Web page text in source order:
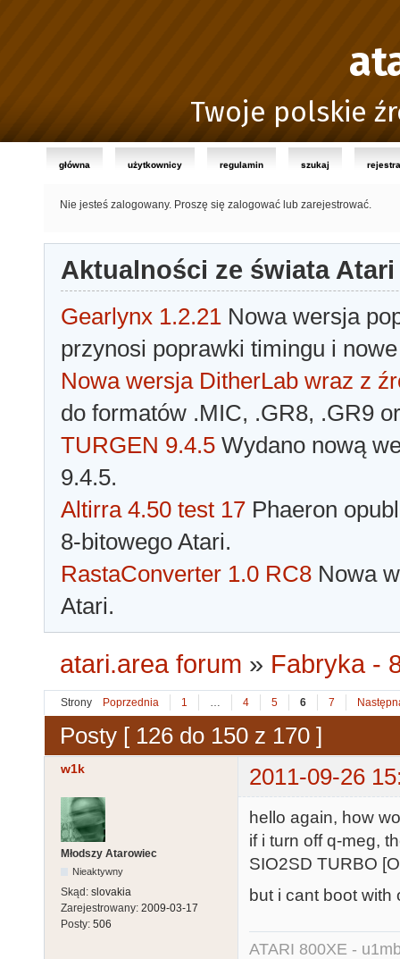
Twoje polskie
główna użytkownicy regulamin szukaj
Nie jesteś zalogowany. Proszę się zalogować lub zarejestrować.
Aktualności ze świata Atari
Gearlynx 1.2.21 Nowa wersja
przynosi poprawki timingu i
Nowa wersja DitherLab wraz z
do formatów .MIC, .GR8, .GR9
TURGEN 9.4.5 Wydano nową
9.4.5.
Altirra 4.50 test 17 Phaeron
8-bitowego Atari.
RastaConverter 1.0 RC8 Nowa
Atari.
atari.area forum » Fabryka -
Strony Poprzednia 1 … 4 5 6 7
Posty [ 126 do 150 z 170 ]
w1k 2011-09-26
Młodszy Atarowiec
Nieaktywny
Skąd: slovakia
Zarejestrowany: 2009-03-17
Posty: 506
hello again, how
if i turn off q-meg,
SIO2SD TURBO
but i cant boot with
ATARI 800XE -